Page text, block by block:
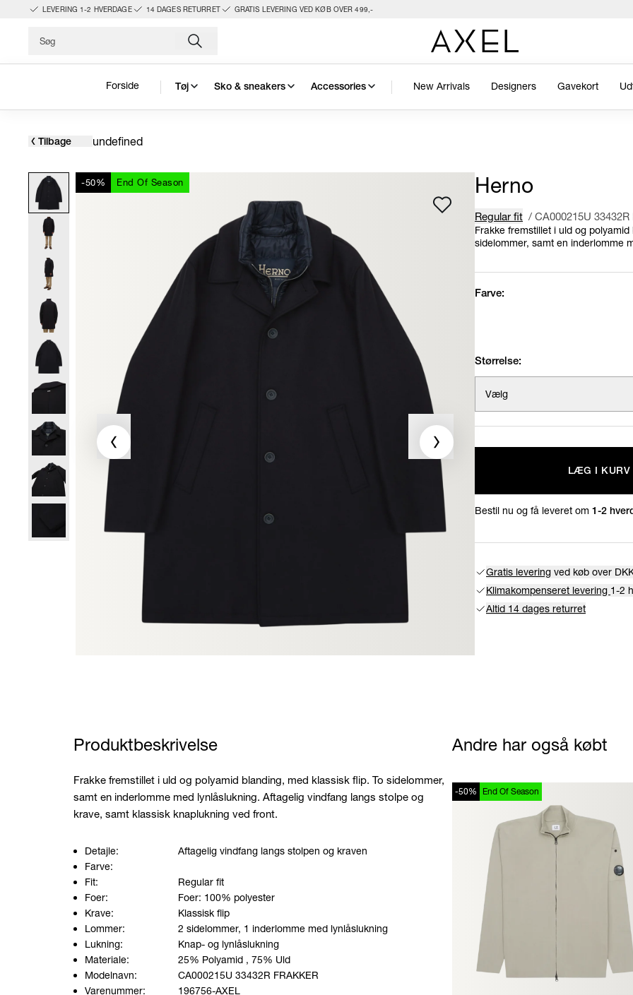
LEVERING 1-2 HVERDAGE 14 DAGES RETURRET GRATIS LEVERING VED KØB OVER 499,-
Forside Tøj Sko & sneakers Accessories New Arrivals Designers Gavekort
Tilbage undefined
-50% End Of Season Herno
Regular fit / CA000215U 33432R
Frakke fremstillet i uld og
sidelommer, samt en inderlomme
Farve:
Størrelse:
Vælg
LÆG I KURV
Bestil nu og få leveret om 1-2
Gratis levering ved køb over
Klimakompenseret levering 1-2
Altid 14 dages returret
Produktbeskrivelse
Frakke fremstillet i uld og polyamid blanding, med klassisk flip. To sidelommer,
samt en inderlomme med lynlåslukning. Aftagelig vindfang langs stolpe og
krave, samt klassisk knaplukning ved front.
Detajle:
Aftagelig vindfang langs stolpen og kraven
Farve:
Fit:
Regular fit
Foer:
Foer: 100% polyester
Krave:
Klassisk flip
Lommer:
2 sidelommer, 1 inderlomme med lynlåslukning
Lukning:
Knap- og lynlåslukning
Materiale:
25% Polyamid , 75% Uld
Modelnavn:
CA000215U 33432R FRAKKER
Varenummer:
196756-AXEL
Andre har også købt
-50% End Of Season